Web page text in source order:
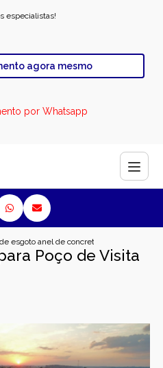
especialistas!
agora mesmo
por Whatsapp
esgoto industrial
anel de concreto para poco de
Poço de Visita